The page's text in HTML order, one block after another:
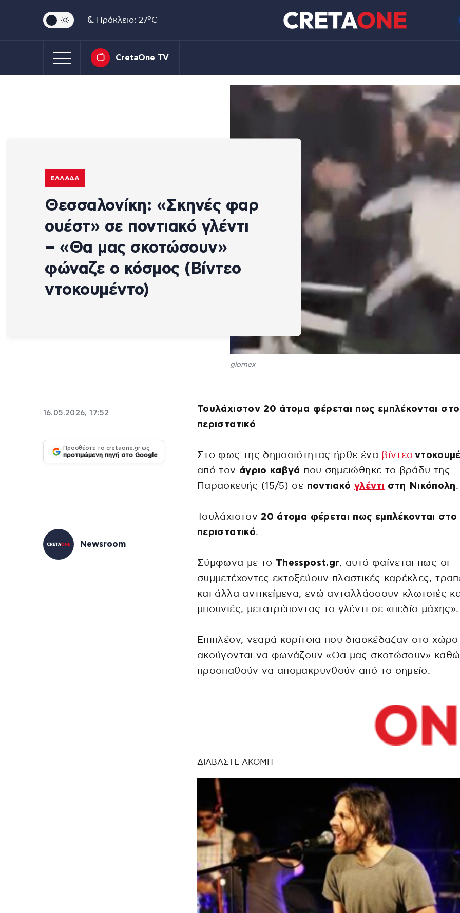
Ηράκλειο: 27oC
CretaOne TV
ΕΛΛΆΔΑ
Θεσσαλονίκη: «Σκηνές φαρ
ουέστ» σε ποντιακό γλέντι
– «Θα μας σκοτώσουν»
φώναζε ο κόσμος (Βίντεο
ντοκουμέντο)
glomex
16.05.2026, 17:52
Προσθέστε το cretaone.gr ως
προτιμώμενη πηγή στο Google
Newsroom
Τουλάχιστον 20 άτομα φέρεται πως εμπλέκονται στο
περιστατικό
Στο φως της δημοσιότητας ήρθε ένα βίντεο
από τον άγριο καβγά που σημειώθηκε το βράδυ της
Παρασκευής (15/5) σε ποντιακό γλέντι στη Νικόπολη.
Τουλάχιστον 20 άτομα φέρεται πως εμπλέκονται στο
περιστατικό.
Σύμφωνα με το Thesspost.gr, αυτό φαίνεται πως οι
συμμετέχοντες εκτοξεύουν πλαστικές καρέκλες,
και άλλα αντικείμενα, ενώ ανταλλάσσουν κλωτσιές
μπουνιές, μετατρέποντας το γλέντι σε «πεδίο μάχης».
Επιπλέον, νεαρά κορίτσια που διασκέδαζαν στο χώρο
ακούγονται να φωνάζουν «Θα μας σκοτώσουν»
προσπαθούν να απομακρυνθούν από το σημείο.
ΔΙΑΒΑΣΤΕ ΑΚΟΜΗ